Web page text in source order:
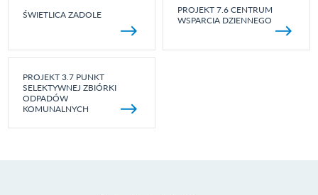
ŚWIETLICA ZADOLE
PROJEKT 7.6 CENTRUM
WSPARCIA DZIENNEGO
PROJEKT 3.7 PUNKT
SELEKTYWNEJ ZBIÓRKI
ODPADÓW
KOMUNALNYCH